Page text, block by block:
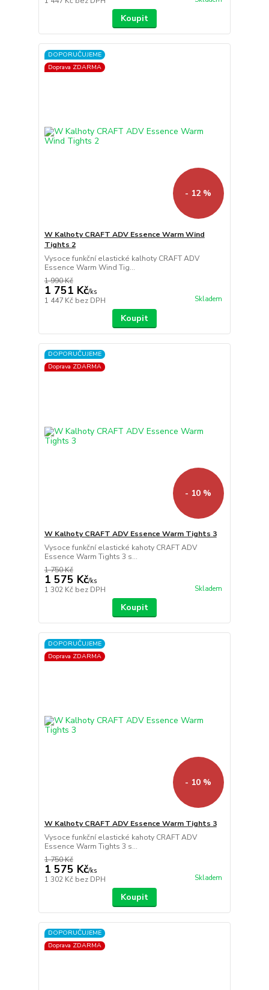
Koupit
DOPORUČUJEME
Doprava ZDARMA
- 12 %
W Kalhoty CRAFT ADV Essence Warm Wind
Tights 2
Vysoce funkční elastické kalhoty CRAFT ADV
Essence Warm Wind Tig...
1 990 Kč
1 751 Kč/ks
1 447 Kč bez DPH Skladem
Koupit
DOPORUČUJEME
Doprava ZDARMA
- 10 %
W Kalhoty CRAFT ADV Essence Warm Tights 3
Vysoce funkční elastické kahoty CRAFT ADV
Essence Warm Tights 3 s...
1 750 Kč
1 575 Kč/ks
1 302 Kč bez DPH Skladem
Koupit
DOPORUČUJEME
Doprava ZDARMA
- 10 %
W Kalhoty CRAFT ADV Essence Warm Tights 3
Vysoce funkční elastické kahoty CRAFT ADV
Essence Warm Tights 3 s...
1 750 Kč
1 575 Kč/ks
1 302 Kč bez DPH Skladem
Koupit
DOPORUČUJEME
Doprava ZDARMA